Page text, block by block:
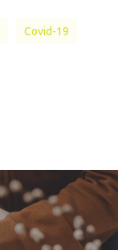
Covid-19